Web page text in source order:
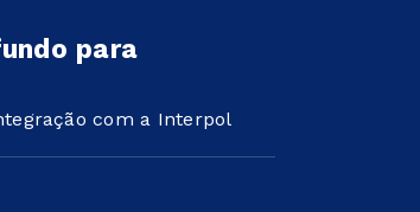
para
com a Interpol